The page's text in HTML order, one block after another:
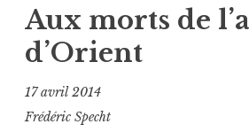
Aux morts de
d’Orient
17 avril 2014
Frédéric Specht